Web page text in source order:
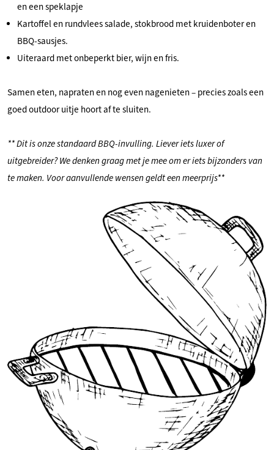
en een speklapje
Kartoffel en rundvlees salade, stokbrood met kruidenboter en
BBQ-sausjes.
Uiteraard met onbeperkt bier, wijn en fris.
Samen eten, napraten en nog even nagenieten – precies zoals een
goed outdoor uitje hoort af te sluiten.
** Dit is onze standaard BBQ-invulling. Liever iets luxer of
uitgebreider? We denken graag met je mee om er iets bijzonders van
te maken. Voor aanvullende wensen geldt een meerprijs**